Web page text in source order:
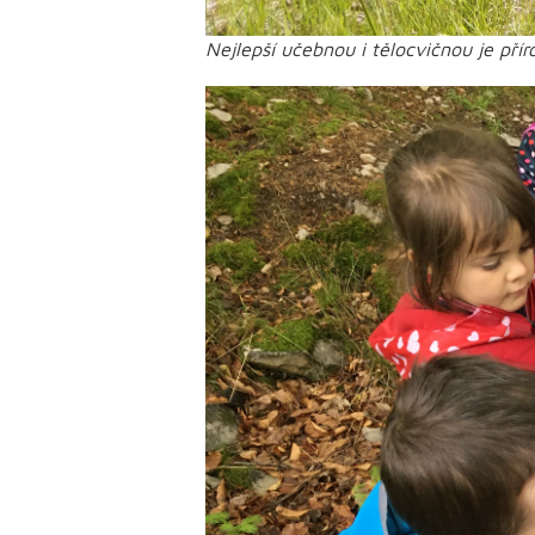
Nejlepší učebnou i tělocvičnou je